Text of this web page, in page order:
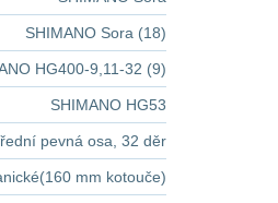
SHIMANO Sora (18)
HG400-9,11-32 (9)
SHIMANO HG53
pevná osa, 32 děr
mm kotouče)